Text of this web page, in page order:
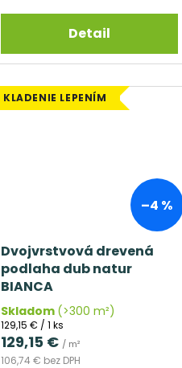
Detail
KLADENIE LEPENÍM
–4 %
Dvojvrstvová drevená
podlaha dub natur
BIANCA
Skladom (>300 m²)
106,74 € bez DPH
129,15 € / m²
Jednotková
cena:
129,15 € / 1 ks